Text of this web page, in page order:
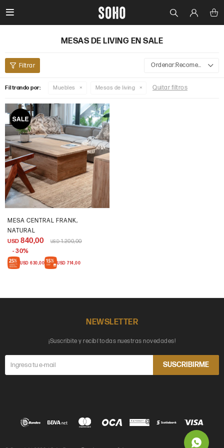

MESAS DE LIVING EN SALE
Recomendados
Filtrando por: Muebles Mesas de living Quitar filtros
MESA CENTRAL FRANK,
NATURAL
USD 840,00 USD 1.200,00
30
USD 630,00 USD 714,00
NEWSLETTER
¡Suscribite y recibí todas nuestras novedades!
SUSCRIBIRME